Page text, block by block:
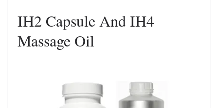
IH2 Capsule And IH4
Massage Oil